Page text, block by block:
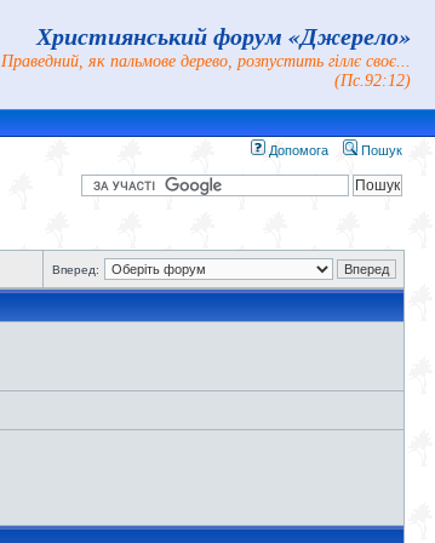
Християнський форум «Джерело»
Праведний, як пальмове дерево, розпустить гіллє своє...
(Пс.92:12)
Допомога Пошук
Вперед: